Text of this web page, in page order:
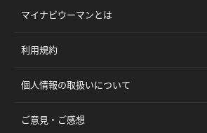
マイナビウーマンとは
利用規約
個人情報の取扱いについて
ご意見・ご感想